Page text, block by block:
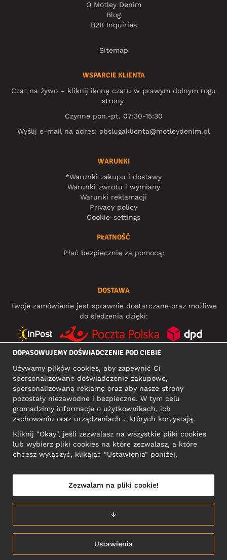
O Motley Denim
Blog
B2B Inquiries
Sitemap
WSPARCIE KLIENTA
Czat na żywo – kliknij ikonę czatu w prawym dolnym rogu
strony.
Czynne pon.-pt. 07:30-15:30
Wyślij e-mail na adres: obslugaklienta@motleydenim.pl
WARUNKI
*Warunki zakupu i dostawy
Warunki zwrotu i wymiany
Warunki reklamacji
Privacy policy
Cookie-settings
PŁATNOŚĆ
Płać bezpiecznie za pomocą:
DOSTAWA
Twoje zamówienie jest sprawnie dostarczane oraz możliwe
do śledzenia dzięki:
ADRES KONTAKTOWY
Motley Denim Europe OÜ
Narva mnt 5, EE-10117 Tallinn
Reg: 12356245
Uwaga! Nie wysyłaj zwrotów produktów na ten adres!
POLSKA/POLSKI
DOPASOWUJEMY DOŚWIADCZENIE POD CIEBIE
Używamy plików cookies, aby zapewnić Ci
spersonalizowane doświadczenie zakupowe,
spersonalizowaną reklamę oraz aby nasze strony
pozostały niezawodne i bezpieczne. W tym celu
gromadzimy informacje o użytkownikach, ich
zachowaniu oraz urządzeniach z których korzystają.
Kliknij "Okay", jeśli zezwalasz na wszystkie pliki cookies
lub wybierz pliki cookies na które zezwalasz, a które
chcesz wyłączyć, klikając "Ustawienia" poniżej.
Ustawienia
↓
Zezwalam na pliki cookie!